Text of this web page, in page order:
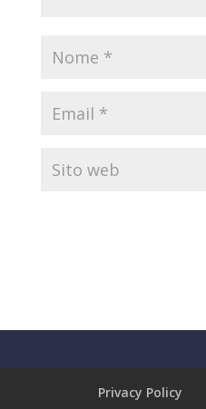
Privacy Policy